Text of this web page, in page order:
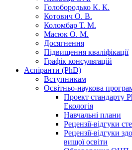
Голобородько К. К.
Котович О. В.
Коломбар Т. М.
Масюк О. М.
Досягнення
Підвищення кваліфікації
Графік консультацій
Аспіранти (PhD)
Вступникам
Освітньо-наукова
Проект стандарту
Екологія
Навчальні плани
Рецензії-відгуки
Рецензії-відгуки
вищої освіти